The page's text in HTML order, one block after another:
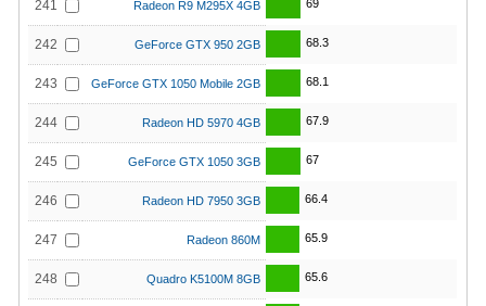
241 Radeon R9 M295X 4GB 69
242 GeForce GTX 950 2GB 68.3
243 GeForce GTX 1050 Mobile 2GB 68.1
244 Radeon HD 5970 4GB 67.9
245 GeForce GTX 1050 3GB 67
246 Radeon HD 7950 3GB 66.4
247 Radeon 860M 65.9
248 Quadro K5100M 8GB 65.6